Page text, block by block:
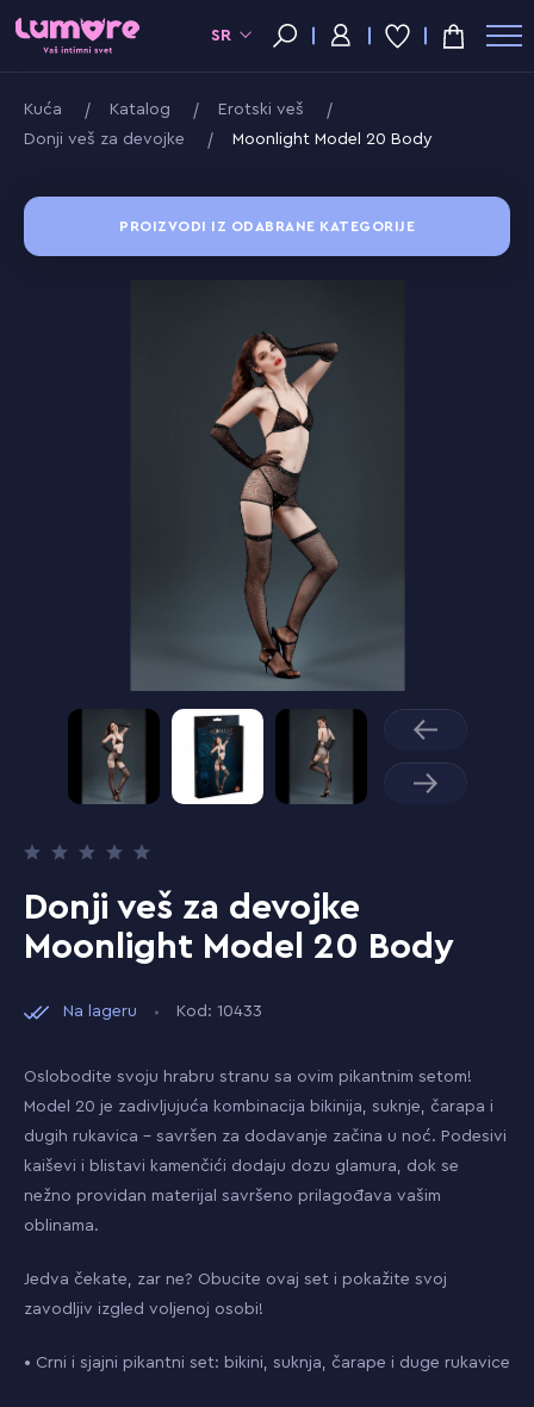
SR
Kuća Katalog
Erotski veš
Donji veš za devojke
Moonlight Model 20 Body
PROIZVODI IZ ODABRANE KATEGORIJE
Donji veš za devojke
Moonlight Model 20 Body
Na lageru Kod: 10433
Oslobodite svoju hrabru stranu sa ovim pikantnim setom!
Model 20 je zadivljujuća kombinacija bikinija, suknje, čarapa i
dugih rukavica – savršen za dodavanje začina u noć. Podesivi
kaiševi i blistavi kamenčići dodaju dozu glamura, dok se
nežno providan materijal savršeno prilagođava vašim
oblinama.
Jedva čekate, zar ne? Obucite ovaj set i pokažite svoj
zavodljiv izgled voljenoj osobi!
• Crni i sjajni pikantni set: bikini, suknja, čarape i duge rukavice